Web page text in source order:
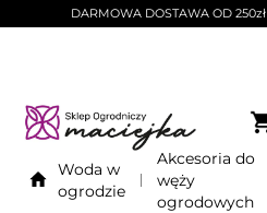
DARMOWA DOSTAWA OD 250zł
Woda w
ogrodzie
Akcesoria do
węży
ogrodowych